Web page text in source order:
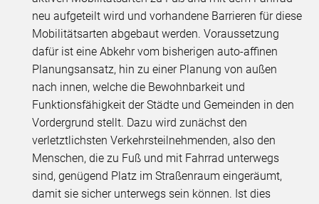
neu aufgeteilt wird und vorhandene Barrieren für diese
Mobilitätsarten abgebaut werden. Voraussetzung
dafür ist eine Abkehr vom bisherigen auto-affinen
Planungsansatz, hin zu einer Planung von außen
nach innen, welche die Bewohnbarkeit und
Funktionsfähigkeit der Städte und Gemeinden in den
Vordergrund stellt. Dazu wird zunächst den
verletztlichsten Verkehrsteilnehmenden, also den
Menschen, die zu Fuß und mit Fahrrad unterwegs
sind, genügend Platz im Straßenraum eingeräumt,
damit sie sicher unterwegs sein können. Ist dies